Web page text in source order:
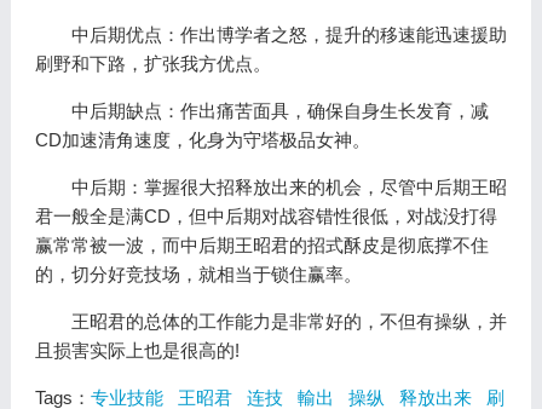
中后期优点：作出博学者之怒，提升的移速能迅速援助
刷野和下路，扩张我方优点。
中后期缺点：作出痛苦面具，确保自身生长发育，减
CD加速清角速度，化身为守塔极品女神。
中后期：掌握很大招释放出来的机会，尽管中后期王昭
君一般全是满CD，但中后期对战容错性很低，对战没打得
赢常常被一波，而中后期王昭君的招式酥皮是彻底撑不住
的，切分好竞技场，就相当于锁住赢率。
王昭君的总体的工作能力是非常好的，不但有操纵，并
且损害实际上也是很高的!
Tags： 专业技能 王昭君 连技 輸出 操纵 释放出来
刷